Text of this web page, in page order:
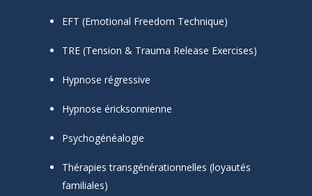
EFT (Emotional Freedom Technique)
TRE (Tension & Trauma Release Exercises)
Hypnose régressive
Hypnose éricksonnienne
Psychogénéalogie
Thérapies transgénérationnelles (loyautés
familiales)